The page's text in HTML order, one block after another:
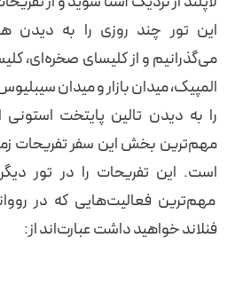
این تور چند روزی را به دیدن
می‌گذرانیم و از کلیسای صخره‌ای،
المپیک، میدان بازار و میدان
را به دیدن تالین پایتخت
مهم‌ترین بخش این سفر تفریحات
است. این تفریحات را در تور
مهم‌ترین فعالیت‌هایی که در
فنلاند خواهید داشت عبارت‌اند از: